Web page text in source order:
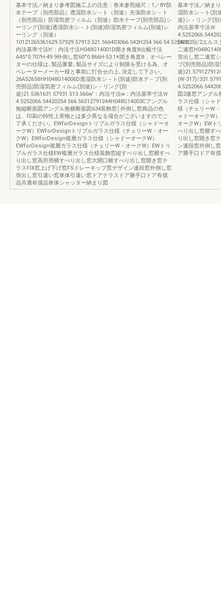
基本寸法／納まり参考図施工上の注意：巻末参照縮尺：1／8Y防
水テープ（別売部品）透湿防水シ－ト（別途）先張防水シ－ト
（別売部品）防湿気密フィルム（別途）防水テープ(別売部品)シ
ーリング(別途)透湿防水シ－ト(別途)防湿気密フィルム(別途)シ
ーリング（別途）
10121265361629.57929.57913.521.566403066.542H254.566.54.52542h：
内法基準寸法h'：内法寸法H048G14001D開き角度θ出幅寸法
A45°0.707H-49.9外倒し窓60°0.866H-53.1※開き角度θ，オペレー
ターの仕様は､製品重量､製品サイズにより制限を受ける為、オ
ペレーターメーカー様と事前に打合せの上､決定して下さい。
26A5265θHH048G14006D透湿防水シ－ト(別途)防水テ－プ(別
売部品)防湿気密フィルム(別途)シ－リング(別
途)21.5361631.57931.513.566w'：内法寸法w：内法基準寸法Ｗ
4.5252066.54420254.566.56512791244H048G14003Cアングル
無縦断面図アングル無横断面図634装飾窓│外倒し窓商品の色
は、印刷の特性上実物とは多少異なる場合がございますのでご
了承ください。EWforDesignトリプルガラス仕様（シャドーオ
ークW）EWforDesignトリプルガラス仕様（チェリーW・オー
クW）EWforDesign複層ガラス仕様（シャドーオークW）
EWforDesign複層ガラス仕様（チェリーW・オークW）EWトリ
プルガラス仕様EW複層ガラス仕様装飾窓縦すべり出し窓横すべ
り出し窓高所用横すべり出し窓大開口横すべり出し窓開き窓テ
ラスFIX窓上げ下げ窓FSドレーキップ窓デザイン連段窓外倒し窓
突出し窓引違い窓単体引違い窓ドアテラスドア勝手口ドア有償
品共通有償品単体シャッター納まり図
基本寸法／納ま
湿防水シ－ト(別
途)シ－リング(別
内法基準寸法Ｗ
(W‑225)/2エルス
二連窓
突出し窓二連窓
プ(別売部品)防
途
(W-317)/
図2連窓アング
ラス仕様（シャ
様（チェリーW
ャドーオークW
オークW）EWト
べり出し窓横す
り出し窓開き窓
ン連段窓外倒し
ア勝手口ドア有